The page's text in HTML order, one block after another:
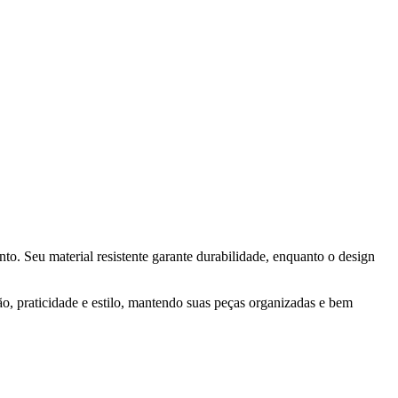
Seu material resistente garante durabilidade, enquanto o design
praticidade e estilo, mantendo suas peças organizadas e bem